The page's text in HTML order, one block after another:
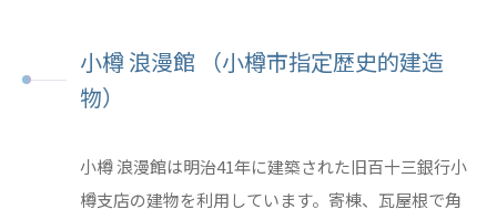
小樽 浪漫館 （小樽市指定歴史的建造
物）
小樽 浪漫館は明治41年に建築された旧百十三銀行小
樽支店の建物を利用しています。寄棟、瓦屋根で角